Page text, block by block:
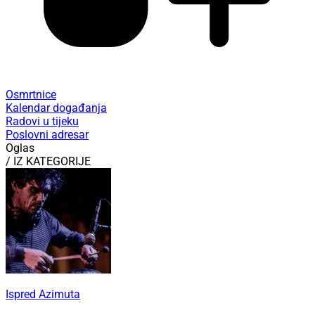
Osmrtnice
Kalendar događanja
Radovi u tijeku
Poslovni adresar
Oglas
/ IZ KATEGORIJE
Ispred Azimuta